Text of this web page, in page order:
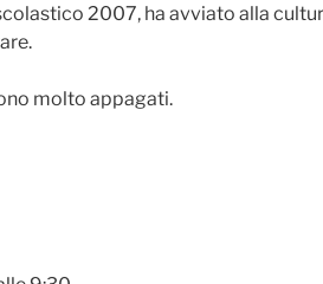
2007, ha avviato alla
molto appagati.